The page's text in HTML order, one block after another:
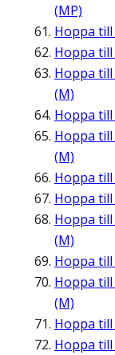
(MP)
Hoppa till
Hoppa till
Hoppa till
(M)
Hoppa till
Hoppa till
(M)
Hoppa till
Hoppa till
Hoppa till
(M)
Hoppa till
Hoppa till
(M)
Hoppa till
Hoppa till